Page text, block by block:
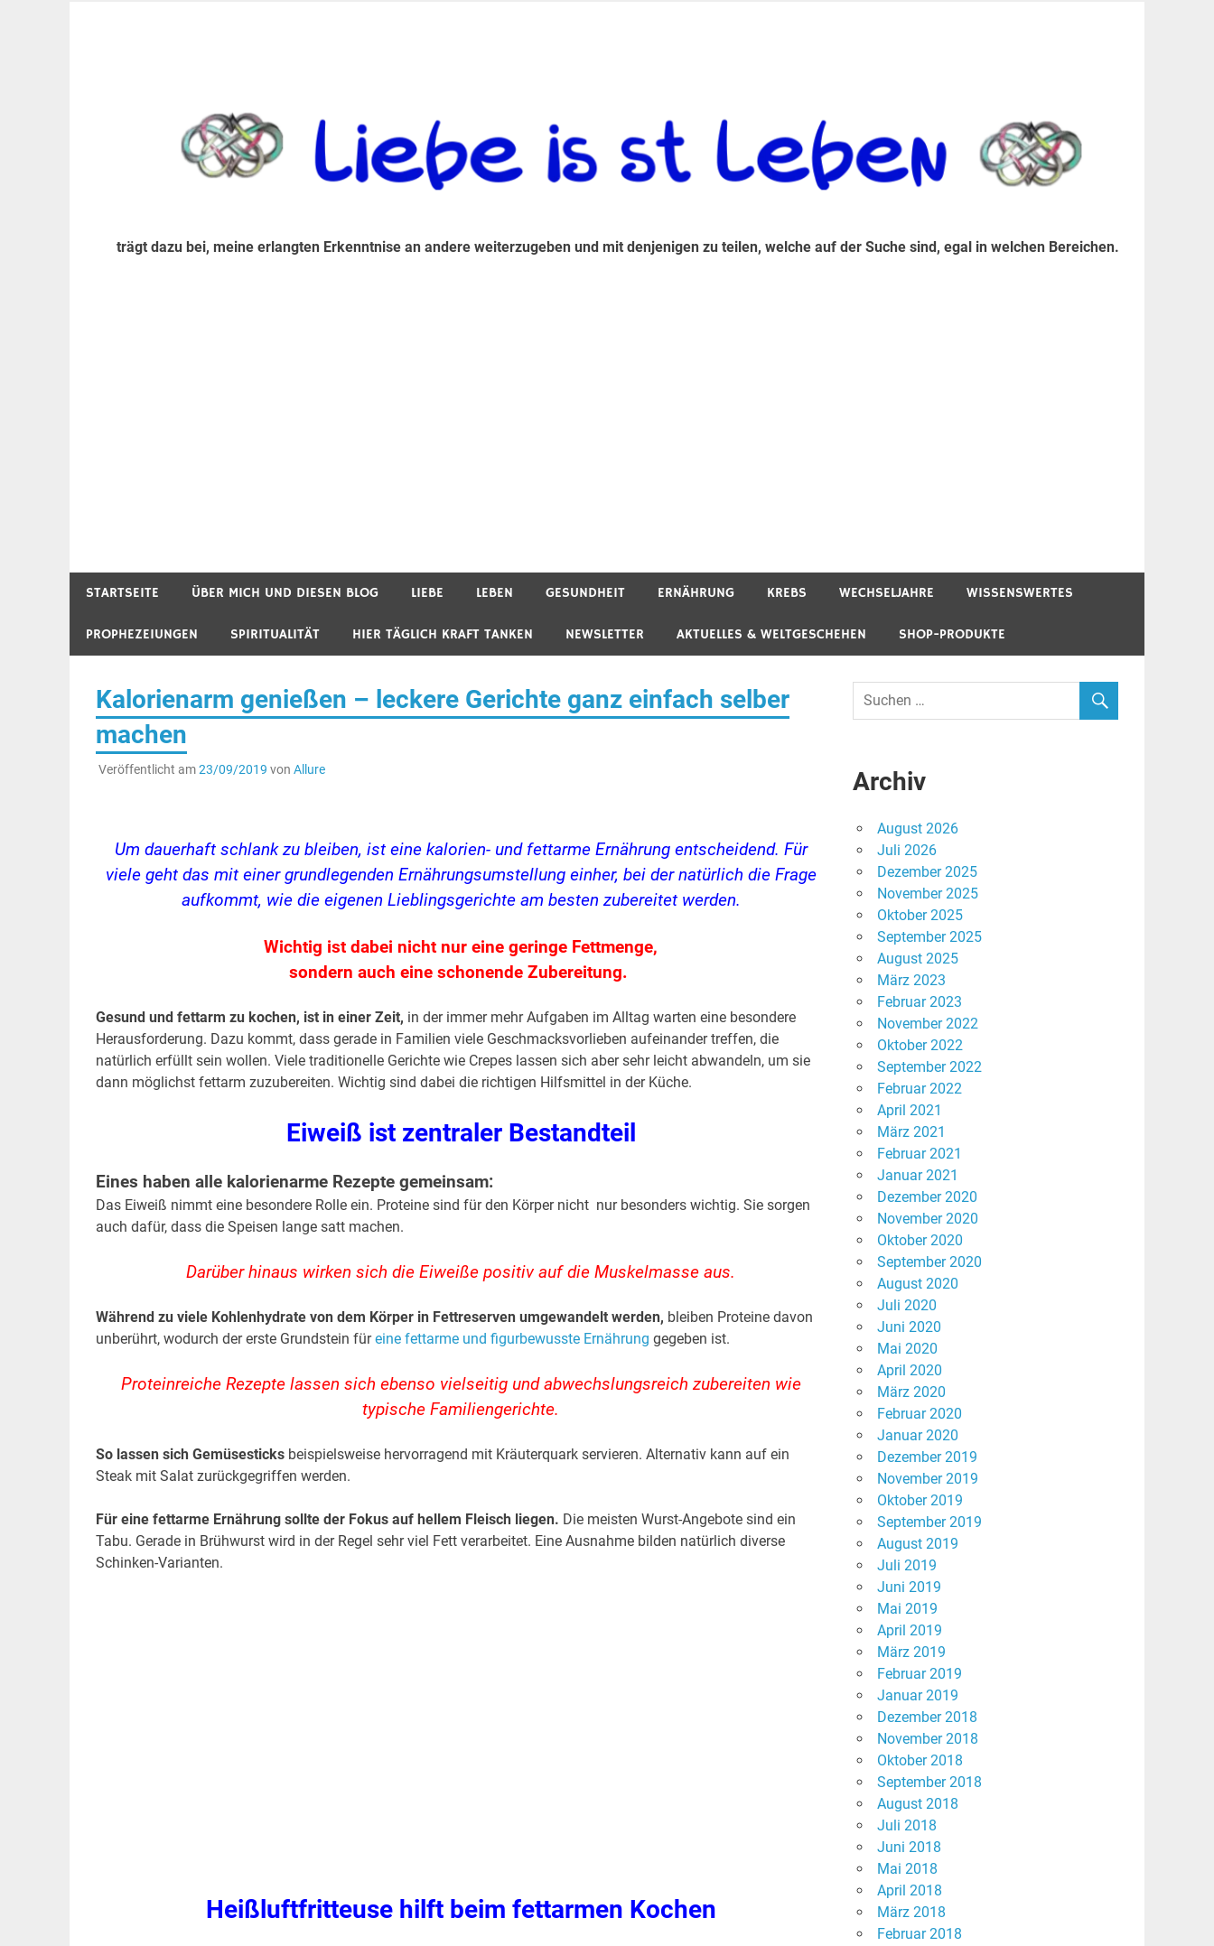
trägt dazu bei, meine erlangten Erkenntnise an andere weiterzugeben und mit denjenigen zu teilen, welche auf der Suche sind, egal in welchen Bereichen.
STARTSEITE ÜBER MICH UND DIESEN BLOG LIEBE LEBEN GESUNDHEIT ERNÄHRUNG KREBS WECHSELJAHRE WISSENSWERTES
PROPHEZEIUNGEN SPIRITUALITÄT HIER TÄGLICH KRAFT TANKEN NEWSLETTER AKTUELLES & WELTGESCHEHEN SHOP-PRODUKTE
Kalorienarm genießen – leckere Gerichte ganz einfach selber
machen
Veröffentlicht am23/09/2019 von Allure
Um dauerhaft schlank zu bleiben, ist eine kalorien- und fettarme Ernährung entscheidend. Für
viele geht das mit einer grundlegenden Ernährungsumstellung einher, bei der natürlich die Frage
aufkommt, wie die eigenen Lieblingsgerichte am besten zubereitet werden.
Wichtig ist dabei nicht nur eine geringe Fettmenge,
sondern auch eine schonende Zubereitung.
Gesund und fettarm zu kochen, ist in einer Zeit, in der immer mehr Aufgaben im Alltag warten eine besondere
Herausforderung. Dazu kommt, dass gerade in Familien viele Geschmacksvorlieben aufeinander treffen, die
natürlich erfüllt sein wollen. Viele traditionelle Gerichte wie Crepes lassen sich aber sehr leicht abwandeln, um sie
dann möglichst fettarm zuzubereiten. Wichtig sind dabei die richtigen Hilfsmittel in der Küche.
Eiweiß ist zentraler Bestandteil
Eines haben alle kalorienarme Rezepte gemeinsam:
Das Eiweiß nimmt eine besondere Rolle ein. Proteine sind für den Körper nicht nur besonders wichtig. Sie sorgen
auch dafür, dass die Speisen lange satt machen.
Darüber hinaus wirken sich die Eiweiße positiv auf die Muskelmasse aus.
Während zu viele Kohlenhydrate von dem Körper in Fettreserven umgewandelt werden, bleiben Proteine davon
unberührt, wodurch der erste Grundstein füreine fettarme und figurbewusste Ernährung gegeben ist.
Proteinreiche Rezepte lassen sich ebenso vielseitig und abwechslungsreich zubereiten wie
typische Familiengerichte.
So lassen sich Gemüsesticksbeispielsweise hervorragend mit Kräuterquark servieren. Alternativ kann auf ein
Steak mit Salat zurückgegriffen werden.
Für eine fettarme Ernährung sollte der Fokus auf hellem Fleisch liegen. Die meisten Wurst-Angebote sind ein
Tabu. Gerade in Brühwurst wird in der Regel sehr viel Fett verarbeitet. Eine Ausnahme bilden natürlich diverse
Schinken-Varianten.
Heißluftfritteuse hilft beim fettarmen Kochen
Archiv
August 2026
Juli 2026
Dezember 2025
November 2025
Oktober 2025
September 2025
August 2025
März 2023
Februar 2023
November 2022
Oktober 2022
September 2022
Februar 2022
April 2021
März 2021
Februar 2021
Januar 2021
Dezember 2020
November 2020
Oktober 2020
September 2020
August 2020
Juli 2020
Juni 2020
Mai 2020
April 2020
März 2020
Februar 2020
Januar 2020
Dezember 2019
November 2019
Oktober 2019
September 2019
August 2019
Juli 2019
Juni 2019
Mai 2019
April 2019
März 2019
Februar 2019
Januar 2019
Dezember 2018
November 2018
Oktober 2018
September 2018
August 2018
Juli 2018
Juni 2018
Mai 2018
April 2018
März 2018
Februar 2018